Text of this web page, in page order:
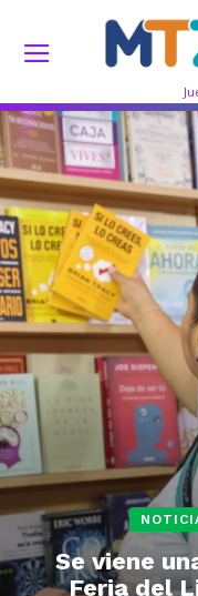
Se viene
Feria del